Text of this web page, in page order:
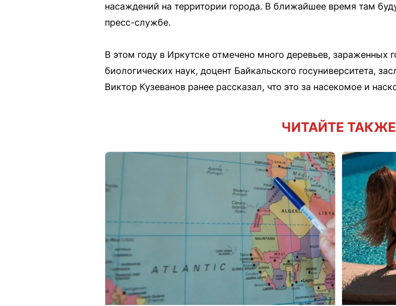
насаждений на территории города. В ближайшее время там
пресс-службе.
В этом году в Иркутске отмечено много деревьев, зараженных
биологических наук, доцент Байкальского госуниверситета,
Виктор Кузеванов ранее рассказал, что это за насекомое и
ЧИТАЙТЕ ТАКЖЕ